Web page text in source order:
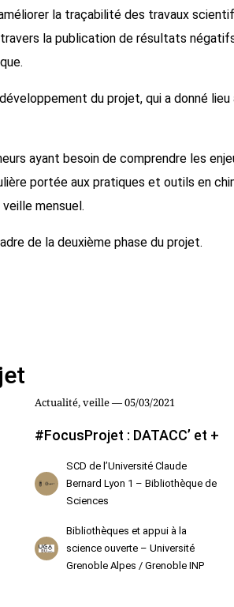
la traçabilité des travaux
la publication de résultats
du projet, qui a donné lieu
ayant besoin de comprendre les
portée aux pratiques et outils en
mensuel.
de la deuxième phase du projet.
Actualité, veille — 05/03/2021
#FocusProjet : DATACC’ et +
SCD de l’Université Claude
Bernard Lyon 1 – Bibliothèque de
Sciences
Bibliothèques et appui à la
science ouverte – Université
Grenoble Alpes / Grenoble INP